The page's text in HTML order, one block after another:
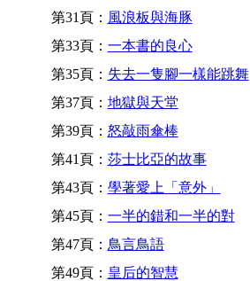
第31頁： 風浪板與海豚
第33頁： 一本書的良心
第35頁： 失去一隻腳一樣能跳舞
第37頁： 地獄與天堂
第39頁： 怒敲雨傘棒
第41頁： 莎士比亞的故事
第43頁： 學著愛上「意外」
第45頁： 一半的錯和一半的對
第47頁： 鳥言鳥語
第49頁： 皇后的智慧